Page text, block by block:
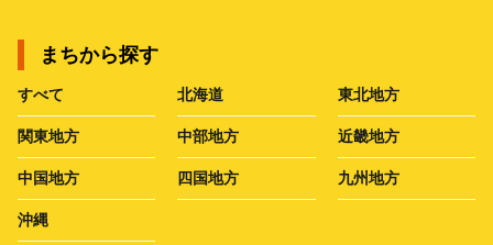
まちから探す
すべて 北海道 東北地方
関東地方 中部地方 近畿地方
中国地方 四国地方 九州地方
沖縄